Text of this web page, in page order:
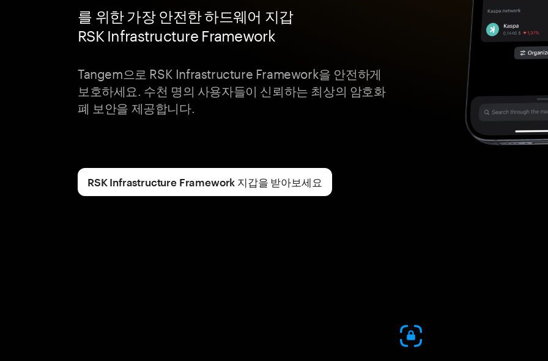
를 위한 가장 안전한 하드웨어 지갑
RSK Infrastructure Framework
Tangem으로 RSK Infrastructure Framework을 안전하게
보호하세요. 수천 명의 사용자들이 신뢰하는 최상의 암호화
폐 보안을 제공합니다.
RSK Infrastructure Framework 지갑을 받아보세요